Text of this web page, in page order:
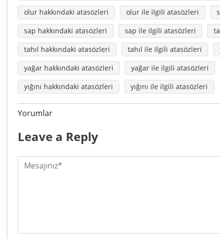
olur hakkındaki atasözleri
olur ile ilgili atasözleri
sap hakkındaki atasözleri
sap ile ilgili atasözleri
tahıl hakkındaki atasözleri
tahıl ile ilgili atasözleri
yağar hakkındaki atasözleri
yağar ile ilgili atasözleri
yığını hakkındaki atasözleri
yığını ile ilgili atasözleri
Yorumlar
Leave a Reply